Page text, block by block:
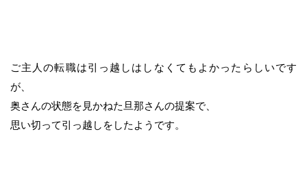
ご主人の転職は引っ越しはしなくてもよかったらしいです
が、
奥さんの状態を見かねた旦那さんの提案で、
思い切って引っ越しをしたようです。